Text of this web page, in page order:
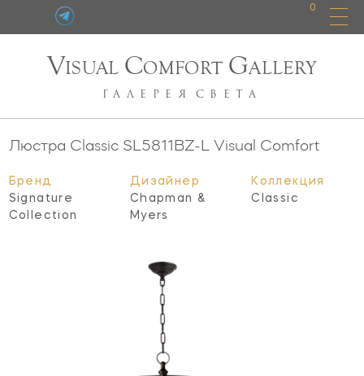
0
VISUAL COMFORT GALLERY
ГАЛЕРЕЯ СВЕТА
Люстра Classic SL5811BZ-L Visual Comfort
Бренд
Signature
Collection
Дизайнер
Chapman &
Myers
Коллекция
Classic